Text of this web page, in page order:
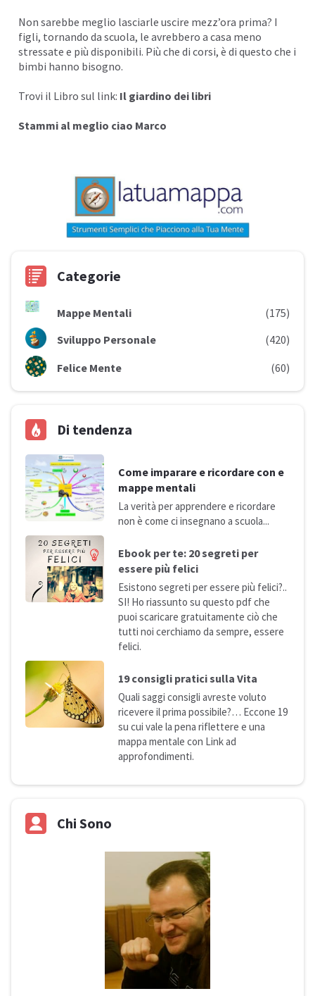
Non sarebbe meglio lasciarle uscire mezz’ora prima? I
figli, tornando da scuola, le avrebbero a casa meno
stressate e più disponibili. Più che di corsi, è di questo che i
bimbi hanno bisogno.
Trovi il Libro sul link: Il giardino dei libri
Stammi al meglio ciao Marco
Categorie
Mappe Mentali
(175)
Sviluppo Personale
(420)
Felice Mente
(60)
Di tendenza
Come imparare e ricordare con e
mappe mentali
La verità per apprendere e ricordare
non è come ci insegnano a scuola...
Ebook per te: 20 segreti per
essere più felici
Esistono segreti per essere più felici?..
SI! Ho riassunto su questo pdf che
puoi scaricare gratuitamente ciò che
tutti noi cerchiamo da sempre, essere
felici.
19 consigli pratici sulla Vita
Quali saggi consigli avreste voluto
ricevere il prima possibile?… Eccone 19
su cui vale la pena riflettere e una
mappa mentale con Link ad
approfondimenti.
Chi Sono